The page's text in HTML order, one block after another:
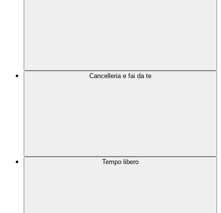
Cancelleria e fai da te
Tempo libero